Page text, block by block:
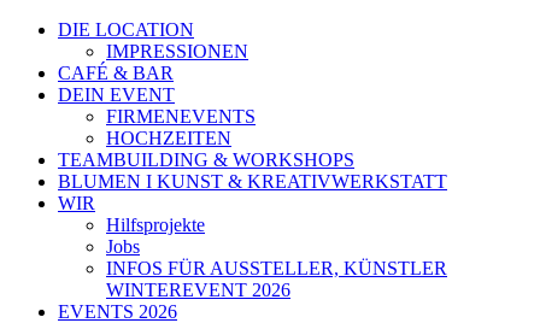
DIE LOCATION
IMPRESSIONEN
CAFÉ & BAR
DEIN EVENT
FIRMENEVENTS
HOCHZEITEN
TEAMBUILDING & WORKSHOPS
BLUMEN I KUNST & KREATIVWERKSTATT
WIR
Hilfsprojekte
Jobs
INFOS FÜR AUSSTELLER, KÜNSTLER
WINTEREVENT 2026
EVENTS 2026